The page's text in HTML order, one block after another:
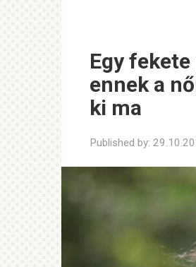
Egy
ennek a
ki ma
Published by: